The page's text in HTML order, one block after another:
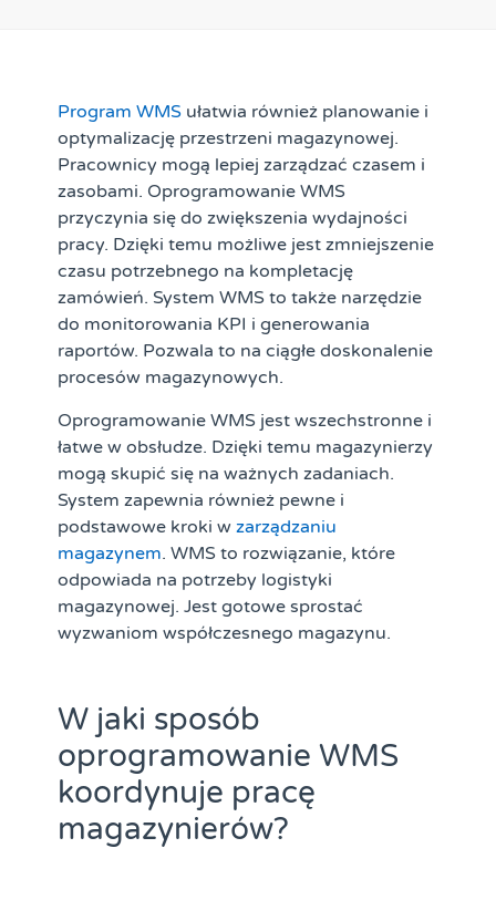
Program WMS ułatwia również planowanie i
optymalizację przestrzeni magazynowej.
Pracownicy mogą lepiej zarządzać czasem i
zasobami. Oprogramowanie WMS
przyczynia się do zwiększenia wydajności
pracy. Dzięki temu możliwe jest zmniejszenie
czasu potrzebnego na kompletację
zamówień. System WMS to także narzędzie
do monitorowania KPI i generowania
raportów. Pozwala to na ciągłe doskonalenie
procesów magazynowych.
Oprogramowanie WMS jest wszechstronne i
łatwe w obsłudze. Dzięki temu magazynierzy
mogą skupić się na ważnych zadaniach.
System zapewnia również pewne i
podstawowe kroki w zarządzaniu
magazynem. WMS to rozwiązanie, które
odpowiada na potrzeby logistyki
magazynowej. Jest gotowe sprostać
wyzwaniom współczesnego magazynu.
W jaki sposób
oprogramowanie WMS
koordynuje pracę
magazynierów?